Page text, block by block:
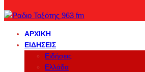
ΑΡΧΙΚΉ
ΕΙΔΉΣΕΙΣ
Ειδήσεις
Ελλάδα